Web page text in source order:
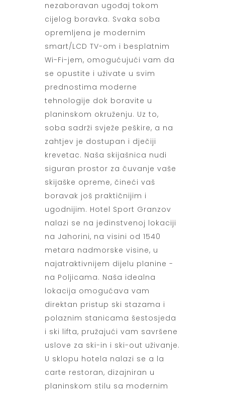
nezaboravan ugođaj tokom
cijelog boravka. Svaka soba
opremljena je modernim
smart/LCD TV-om i besplatnim
Wi-Fi-jem, omogućujući vam da
se opustite i uživate u svim
prednostima moderne
tehnologije dok boravite u
planinskom okruženju. Uz to,
soba sadrži svježe peškire, a na
zahtjev je dostupan i dječiji
krevetac. Naša skijašnica nudi
siguran prostor za čuvanje vaše
skijaške opreme, čineći vaš
boravak još praktičnijim i
ugodnijim. Hotel Sport Granzov
nalazi se na jedinstvenoj lokaciji
na Jahorini, na visini od 1540
metara nadmorske visine, u
najatraktivnijem dijelu planine -
na Poljicama. Naša idealna
lokacija omogućava vam
direktan pristup ski stazama i
polaznim stanicama šestosjeda
i ski lifta, pružajući vam savršene
uslove za ski-in i ski-out uživanje.
U sklopu hotela nalazi se a la
carte restoran, dizajniran u
planinskom stilu sa modernim